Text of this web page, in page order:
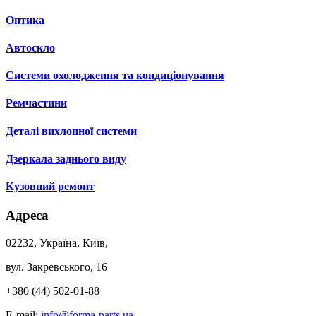
Оптика
Автоскло
Системи охолодження та кондиціонування
Ремчастини
Деталі вихлопної системи
Дзеркала заднього виду
Кузовний ремонт
Адреса
02232, Україна, Київ,
вул. Закревського, 16
+380 (44) 502-01-88